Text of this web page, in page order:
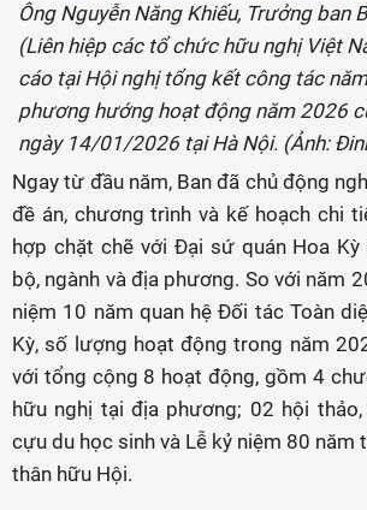
Ông Nguyễn Năng Khiếu, Trưởng ban
(Liên hiệp các tổ chức hữu nghị Việt
cáo tại Hội nghị tổng kết công tác
phương hướng hoạt động năm 2026
ngày 14/01/2026 tại Hà Nội. (Ảnh:
Ngay từ đầu năm, Ban đã chủ động
đề án, chương trình và kế hoạch chi
hợp chặt chẽ với Đại sứ quán Hoa
bộ, ngành và địa phương. So với năm
niệm 10 năm quan hệ Đối tác Toàn
Kỳ, số lượng hoạt động trong năm
với tổng cộng 8 hoạt động, gồm 4
hữu nghị tại địa phương; 02 hội
cựu du học sinh và Lễ kỷ niệm 80 năm
thân hữu Hội.